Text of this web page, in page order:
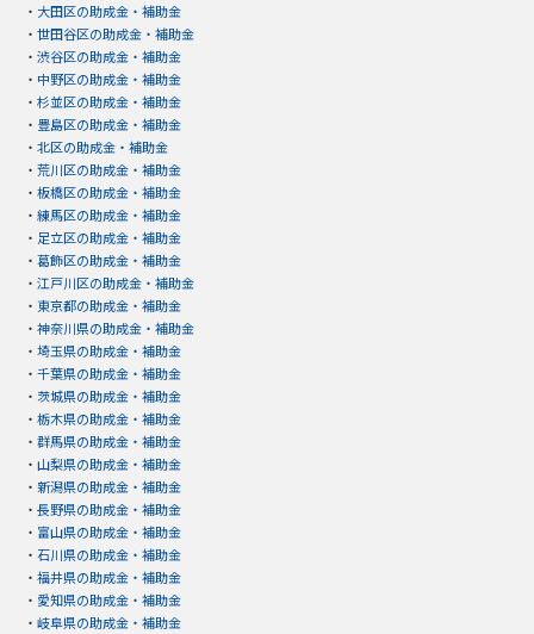
・ 大田区の助成金・補助金
・ 世田谷区の助成金・補助金
・ 渋谷区の助成金・補助金
・ 中野区の助成金・補助金
・ 杉並区の助成金・補助金
・ 豊島区の助成金・補助金
・ 北区の助成金・補助金
・ 荒川区の助成金・補助金
・ 板橋区の助成金・補助金
・ 練馬区の助成金・補助金
・ 足立区の助成金・補助金
・ 葛飾区の助成金・補助金
・ 江戸川区の助成金・補助金
・ 東京都の助成金・補助金
・ 神奈川県の助成金・補助金
・ 埼玉県の助成金・補助金
・ 千葉県の助成金・補助金
・ 茨城県の助成金・補助金
・ 栃木県の助成金・補助金
・ 群馬県の助成金・補助金
・ 山梨県の助成金・補助金
・ 新潟県の助成金・補助金
・ 長野県の助成金・補助金
・ 富山県の助成金・補助金
・ 石川県の助成金・補助金
・ 福井県の助成金・補助金
・ 愛知県の助成金・補助金
・ 岐阜県の助成金・補助金